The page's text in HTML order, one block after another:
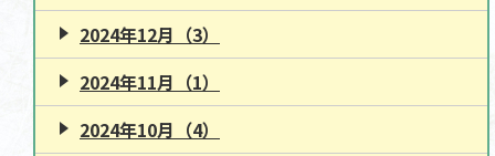
2024年12月（3）
2024年11月（1）
2024年10月（4）